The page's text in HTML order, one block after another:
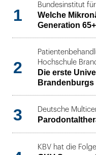
1
Bundesinstitut
Welche
Generation
2
Hochschule
Die erste
3 Deutsche
KBV hat die